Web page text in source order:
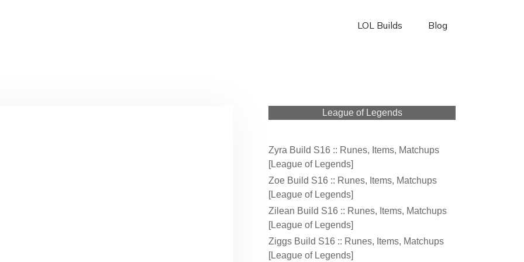
LOL Builds Blog
League of Legends
Zyra Build S16 :: Runes, Items, Matchups
[League of Legends]
Zoe Build S16 :: Runes, Items, Matchups
[League of Legends]
Zilean Build S16 :: Runes, Items, Matchups
[League of Legends]
Ziggs Build S16 :: Runes, Items, Matchups
[League of Legends]